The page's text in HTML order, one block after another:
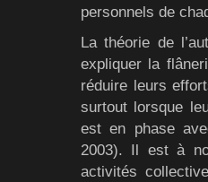
personnels de
La théorie de
expliquer la
réduire leurs
surtout lorsque
est en phase
2003). Il est à
activités